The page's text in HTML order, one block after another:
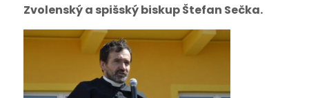
Zvolenský a spišský biskup Štefan Sečka.